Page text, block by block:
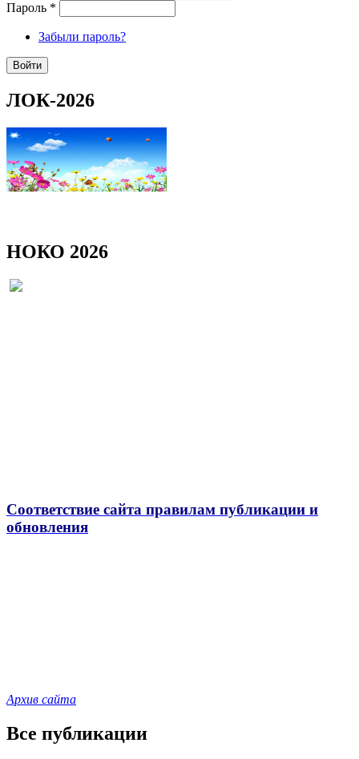
Пароль *
Забыли пароль?
ЛОК-2026
НОКО 2026
Соответствие сайта правилам публикации и
обновления
Архив сайта
Все публикации